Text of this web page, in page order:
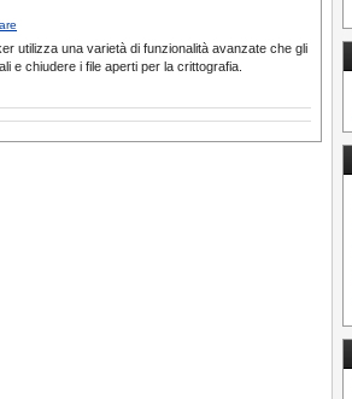
utilizza una varietà di funzionalità avanzate che gli
e chiudere i file aperti per la crittografia.